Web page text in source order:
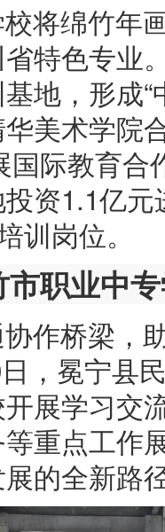
将绵竹年
特色专业
地，形成
美术学院
际教育
资1.1亿
训岗位。
职业中
作桥梁，
，冕宁县
展学习交
重点工作
的全新路